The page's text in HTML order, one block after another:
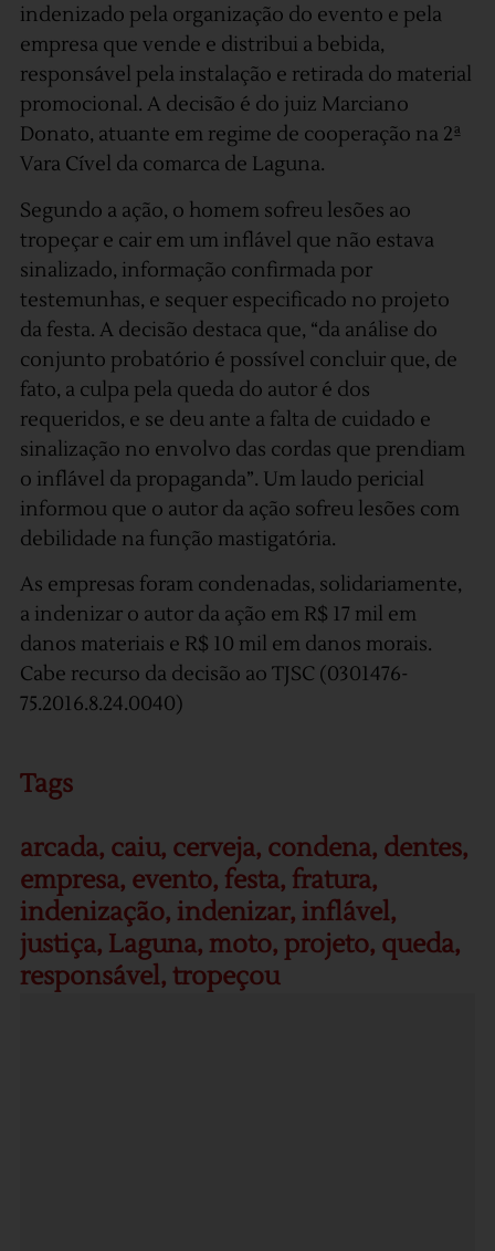
indenizado pela organização do evento e pela
empresa que vende e distribui a bebida,
responsável pela instalação e retirada do material
promocional. A decisão é do juiz Marciano
Donato, atuante em regime de cooperação na 2ª
Vara Cível da comarca de Laguna.
Segundo a ação, o homem sofreu lesões ao
tropeçar e cair em um inflável que não estava
sinalizado, informação confirmada por
testemunhas, e sequer especificado no projeto
da festa. A decisão destaca que, “da análise do
conjunto probatório é possível concluir que, de
fato, a culpa pela queda do autor é dos
requeridos, e se deu ante a falta de cuidado e
sinalização no envolvo das cordas que prendiam
o inflável da propaganda”. Um laudo pericial
informou que o autor da ação sofreu lesões com
debilidade na função mastigatória.
As empresas foram condenadas, solidariamente,
a indenizar o autor da ação em R$ 17 mil em
danos materiais e R$ 10 mil em danos morais.
Cabe recurso da decisão ao TJSC (0301476-
75.2016.8.24.0040)
Tags
arcada, caiu, cerveja, condena, dentes,
empresa, evento, festa, fratura,
indenização, indenizar, inflável,
justiça, Laguna, moto, projeto, queda,
responsável, tropeçou